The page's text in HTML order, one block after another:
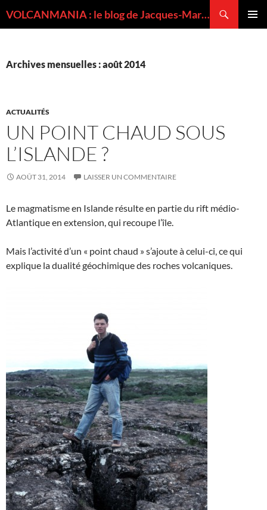
VOLCANMANIA : le blog de Jacques-Marie BARDINTZEFF, volcanologue
Archives mensuelles : août 2014
ACTUALITÉS
UN POINT CHAUD SOUS
L’ISLANDE ?
AOÛT 31, 2014 LAISSER UN COMMENTAIRE
Le magmatisme en Islande résulte en partie du rift médio-
Atlantique en extension, qui recoupe l’île.
Mais l’activité d’un « point chaud » s’ajoute à celui-ci, ce qui
explique la dualité géochimique des roches volcaniques.